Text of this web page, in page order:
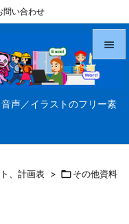
声／イラストのフリー素




問い合わせ
、計画表 > その他資料